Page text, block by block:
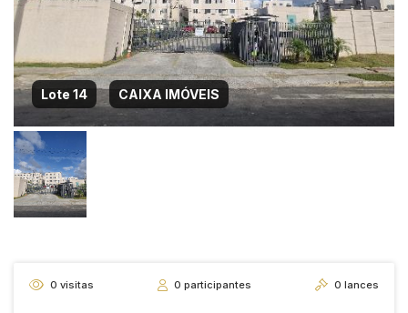
Lote 14 CAIXA IMÓVEIS
0 visitas 0 participantes 0 lances